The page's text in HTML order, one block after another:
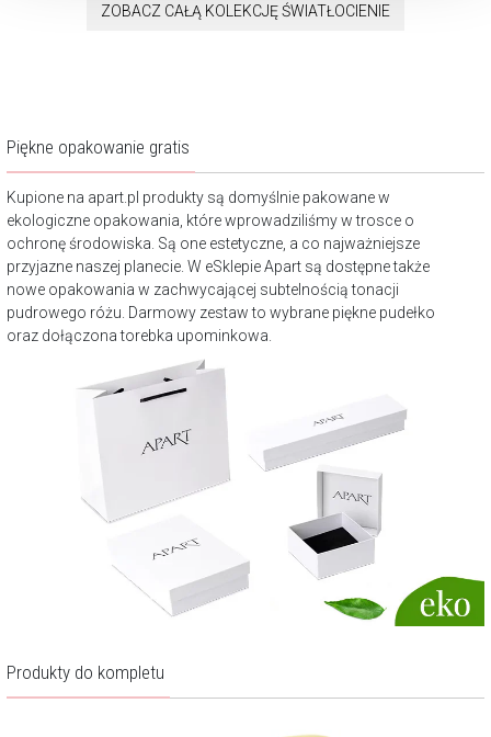
ZOBACZ CAŁĄ KOLEKCJĘ ŚWIATŁOCIENIE
Piękne opakowanie gratis
Kupione na apart.pl produkty są domyślnie pakowane w
ekologiczne opakowania, które wprowadziliśmy w trosce o
ochronę środowiska. Są one estetyczne, a co najważniejsze
przyjazne naszej planecie. W eSklepie Apart są dostępne także
nowe opakowania w zachwycającej subtelnością tonacji
pudrowego różu. Darmowy zestaw to wybrane piękne pudełko
oraz dołączona torebka upominkowa.
Produkty do kompletu